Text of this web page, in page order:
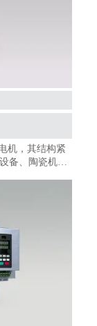
机，其结构紧
备、陶瓷机